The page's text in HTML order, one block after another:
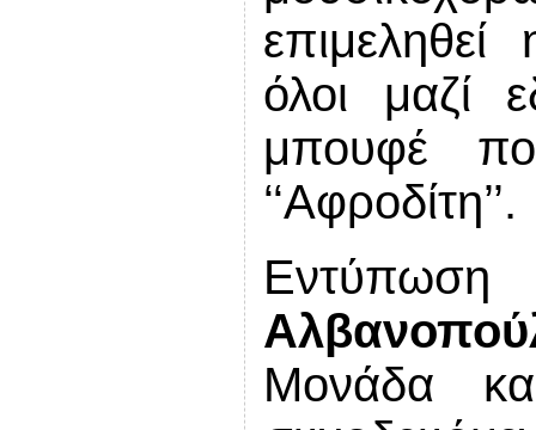
όλοι μαζί
μπουφέ
‘‘Αφροδίτη’’.
Μονάδα